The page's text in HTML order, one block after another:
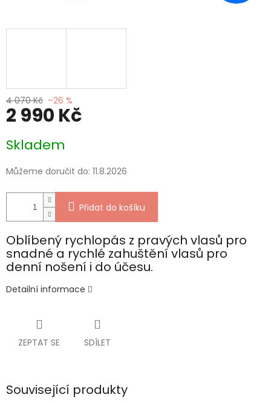
4 070 Kč –26 %
2 990 Kč
cena:
Skladem
Můžeme doručit do: 11.8.2026
Přidat do košíku
Oblíbený rychlopás z pravých vlasů pro
snadné a rychlé zahuštění vlasů pro
denní nošení i do účesu.
Detailní informace
ZEPTAT SE SDÍLET
Související produkty